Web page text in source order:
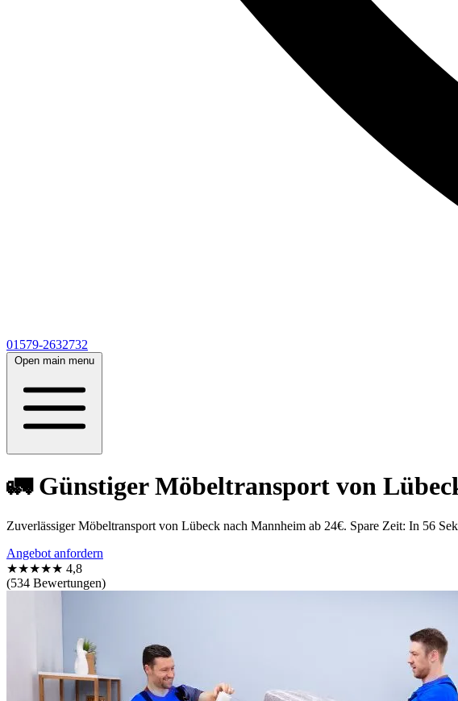
01579-2632732
Open main menu
🚛 Günstiger Möbeltransport von
Zuverlässiger Möbeltransport von Lübeck nach Mannheim ab 24€. Spare Zeit: In 56
Angebot anfordern
★★★★★ 4,8
(534 Bewertungen)